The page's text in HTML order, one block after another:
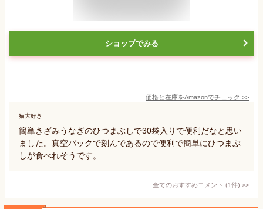
ショップでみる
価格と在庫をAmazonでチェック >>
猫大好き
簡単きざみうなぎのひつまぶしで30袋入りで便利だなと思い
ました。真空パックで刻んであるので便利で簡単にひつまぶ
しが食べれそうです。
全てのおすすめコメント (1件) >